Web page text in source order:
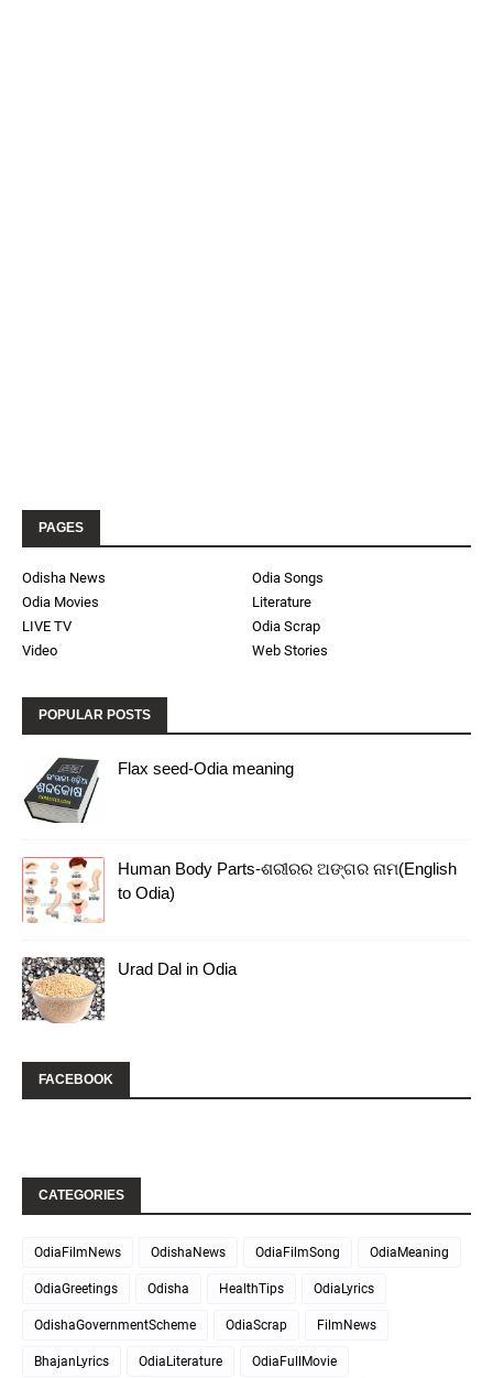
PAGES
Odisha News
Odia Songs
Odia Movies
Literature
LIVE TV
Odia Scrap
Video
Web Stories
POPULAR POSTS
Flax seed-Odia meaning
Human Body Parts-ଶରୀରର ଅଙ୍ଗର ନାମ(English
to Odia)
Urad Dal in Odia
FACEBOOK
CATEGORIES
OdiaFilmNews OdishaNews OdiaFilmSong OdiaMeaning
OdiaGreetings Odisha HealthTips OdiaLyrics
OdishaGovernmentScheme OdiaScrap FilmNews
BhajanLyrics OdiaLiterature OdiaFullMovie